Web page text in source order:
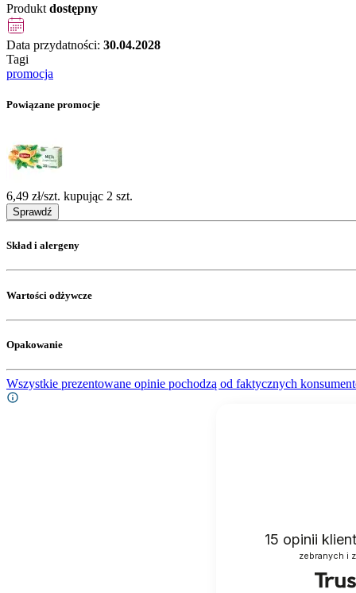
Produkt dostępny
Data przydatności: 30.04.2028
Tagi
promocja
Powiązane promocje
6,49 zł/szt. kupując 2 szt.
Sprawdź
Skład i alergeny
Wartości odżywcze
Opakowanie
Wszystkie prezentowane opinie pochodzą od faktycznych
15 opinii
zebranych i